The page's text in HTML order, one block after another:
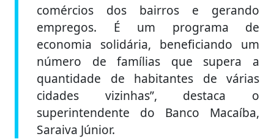
comércios dos bairros e gerando
empregos. É um programa de
economia solidária, beneficiando um
número de famílias que supera a
quantidade de habitantes de várias
cidades vizinhas”, destaca o
superintendente do Banco Macaíba,
Saraiva Júnior.